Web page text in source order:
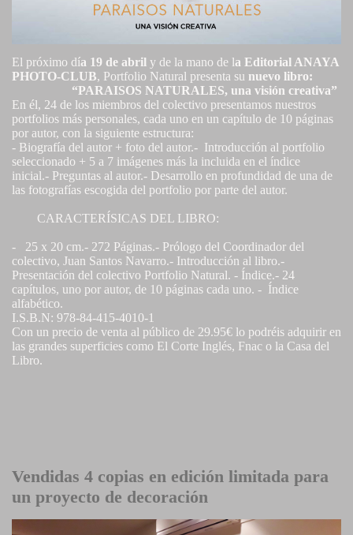
El próximo día 19 de abril y de la mano de la Editorial ANAYA
PHOTO-CLUB, Portfolio Natural presenta su nuevo libro:
“PARAISOS NATURALES, una visión creativa”
En él, 24 de los miembros del colectivo presentamos nuestros
portfolios más personales, cada uno en un capítulo de 10 páginas
por autor, con la siguiente estructura:
- Biografía del autor + foto del autor.- Introducción al portfolio
seleccionado + 5 a 7 imágenes más la incluida en el índice
inicial.- Preguntas al autor.- Desarrollo en profundidad de una de
las fotografías escogida del portfolio por parte del autor.
CARACTERÍSICAS DEL LIBRO:
- 25 x 20 cm.- 272 Páginas.- Prólogo del Coordinador del
colectivo, Juan Santos Navarro.- Introducción al libro.-
Presentación del colectivo Portfolio Natural. - Índice.- 24
capítulos, uno por autor, de 10 páginas cada uno. - Índice
alfabético.
I.S.B.N: 978-84-415-4010-1
Con un precio de venta al público de 29.95€ lo podréis adquirir en
las grandes superficies como El Corte Inglés, Fnac o la Casa del
Libro.
Vendidas 4 copias en edición limitada para
un proyecto de decoración